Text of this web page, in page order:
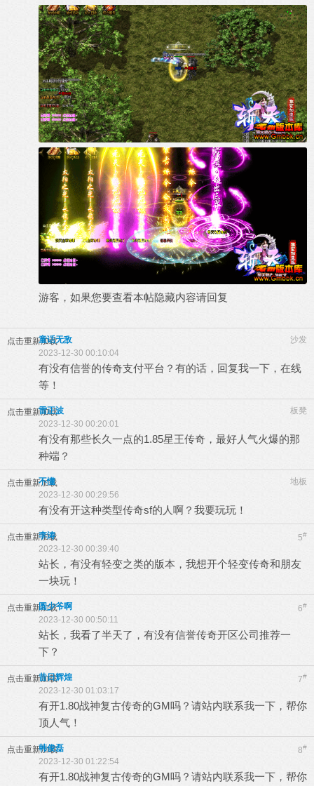
游客，如果您要查看本帖隐藏内容请回复
点击重新加载 沙发
童话无敌
2023-12-30 00:10:04
有没有信誉的传奇支付平台？有的话，回复我一下，在线
等！
点击重新加载 板凳
雷正波
2023-12-30 00:20:01
有没有那些长久一点的1.85星王传奇，最好人气火爆的那
种端？
点击重新加载 地板
不懂
2023-12-30 00:29:56
有没有开这种类型传奇sf的人啊？我要玩玩！
点击重新加载 5#
李涛
2023-12-30 00:39:40
站长，有没有轻变之类的版本，我想开个轻变传奇和朋友
一块玩！
点击重新加载 6#
圆少爷啊
2023-12-30 00:50:11
站长，我看了半天了，有没有信誉传奇开区公司推荐一
下？
点击重新加载 7#
昔日辉煌
2023-12-30 01:03:17
有开1.80战神复古传奇的GM吗？请站内联系我一下，帮你
顶人气！
点击重新加载 8#
韩俊磊
2023-12-30 01:22:54
有开1.80战神复古传奇的GM吗？请站内联系我一下，帮你